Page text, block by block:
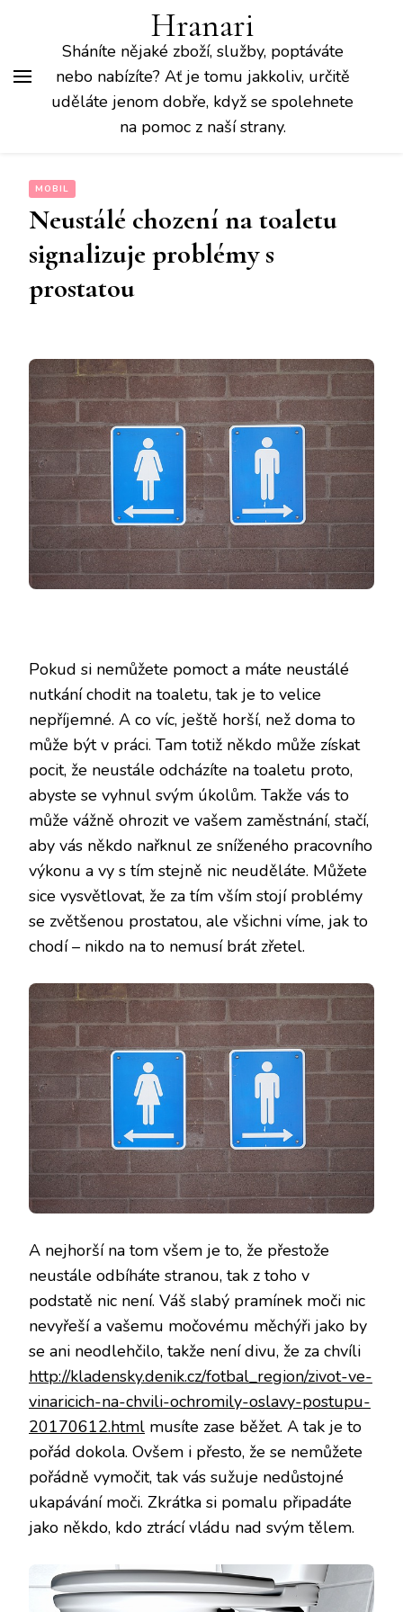
Hranari
Sháníte nějaké zboží, služby, poptáváte
nebo nabízíte? Ať je tomu jakkoliv, určitě
uděláte jenom dobře, když se spolehnete
na pomoc z naší strany.
MOBIL
Neustálé chození na toaletu
signalizuje problémy s
prostatou
Pokud si nemůžete pomoct a máte neustálé
nutkání chodit na toaletu, tak je to velice
nepříjemné. A co víc, ještě horší, než doma to
může být v práci. Tam totiž někdo může získat
pocit, že neustále odcházíte na toaletu proto,
abyste se vyhnul svým úkolům. Takže vás to
může vážně ohrozit ve vašem zaměstnání, stačí,
aby vás někdo nařknul ze sníženého pracovního
výkonu a vy s tím stejně nic neuděláte. Můžete
sice vysvětlovat, že za tím vším stojí problémy
se zvětšenou prostatou, ale všichni víme, jak to
chodí – nikdo na to nemusí brát zřetel.
A nejhorší na tom všem je to, že přestože
neustále odbíháte stranou, tak z toho v
podstatě nic není. Váš slabý pramínek moči nic
nevyřeší a vašemu močovému měchýři jako by
se ani neodlehčilo, takže není divu, že za chvíli
http://kladensky.denik.cz/fotbal_region/zivot-ve-
vinaricich-na-chvili-ochromily-oslavy-postupu-
20170612.html musíte zase běžet. A tak je to
pořád dokola. Ovšem i přesto, že se nemůžete
pořádně vymočit, tak vás sužuje nedůstojné
ukapávání moči. Zkrátka si pomalu připadáte
jako někdo, kdo ztrácí vládu nad svým tělem.